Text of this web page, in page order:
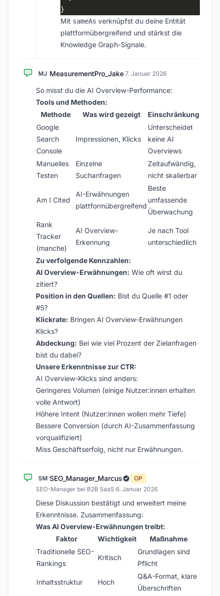
Mit sameAs verknüpfst du deine Entität
plattformübergreifend und stärkst die
Knowledge Graph-Signale.
MJ MeasurementPro_Jake·7. Januar 2026
So misst du die AI Overview-Performance:
Tools und Methoden:
Methode
Was wird gezeigt
Einschränkung
Google
Search
Console
Impressionen, Klicks
Unterscheidet
keine AI
Overviews
Manuelles
Testen
Einzelne
Suchanfragen
Zeitaufwändig,
nicht skalierbar
Am I Cited
AI-Erwähnungen
plattformübergreifend
Beste
umfassende
Überwachung
Rank
Tracker
(manche)
AI Overview-
Erkennung
Je nach Tool
unterschiedlich
Zu verfolgende Kennzahlen:
AI Overview-Erwähnungen: Wie oft wirst du
zitiert?
Position in den Quellen: Bist du Quelle #1 oder
#5?
Klickrate: Bringen AI Overview-Erwähnungen
Klicks?
Abdeckung: Bei wie viel Prozent der Zielanfragen
bist du dabei?
Unsere Erkenntnisse zur CTR:
AI Overview-Klicks sind anders:
Geringeres Volumen (einige Nutzer:innen erhalten
volle Antwort)
Höhere Intent (Nutzer:innen wollen mehr Tiefe)
Bessere Conversion (durch AI-Zusammenfassung
vorqualifiziert)
Miss Geschäftserfolg, nicht nur Erwähnungen.
SM SEO_Manager_Marcus
OP
SEO-Manager bei B2B SaaS·6. Januar 2026
Diese Diskussion bestätigt und erweitert meine
Erkenntnisse. Zusammenfassung:
Was AI Overview-Erwähnungen treibt:
Faktor
Wichtigkeit
Maßnahme
Traditionelle SEO-
Rankings
Kritisch
Grundlagen sind
Pflicht
Inhaltsstruktur Hoch
Q&A-Format, klare
Überschriften